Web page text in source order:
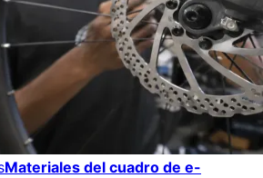
Materiales del cuadro de e-